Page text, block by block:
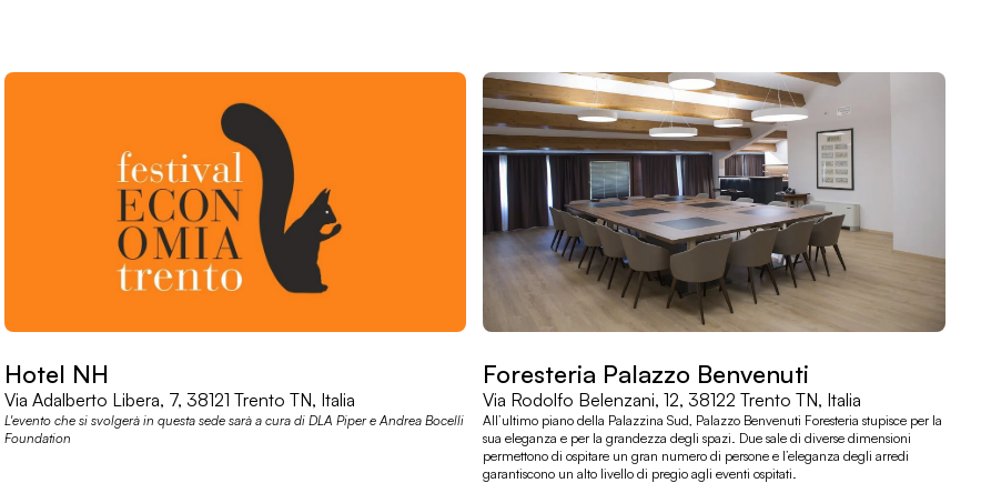
Hotel NH
Via Adalberto Libera, 7, 38121 Trento TN, Italia
L'evento che si svolgerà in questa sede sarà a cura di DLA Piper e Andrea Bocelli
Foundation
Foresteria Palazzo Benvenuti
Via Rodolfo Belenzani, 12, 38122 Trento TN, Italia
All’ultimo piano della Palazzina Sud, Palazzo Benvenuti Foresteria stupisce per la
sua eleganza e per la grandezza degli spazi. Due sale di diverse dimensioni
permettono di ospitare un gran numero di persone e l’eleganza degli arredi
garantiscono un alto livello di pregio agli eventi ospitati.